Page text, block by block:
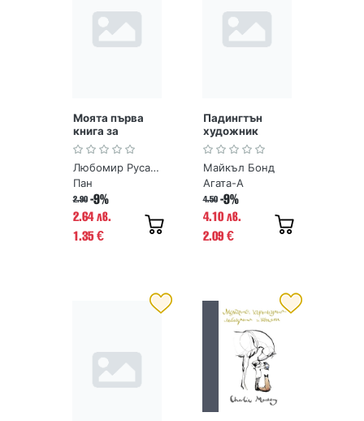
Моята първа
книга за
древните
чудеса на
България
Любомир Русанов
Пан
2.90 -9%
2.64 лв.
1.35 €
Падингтън
художник
Майкъл Бонд
Агата-А
4.50 -9%
4.10 лв.
2.09 €